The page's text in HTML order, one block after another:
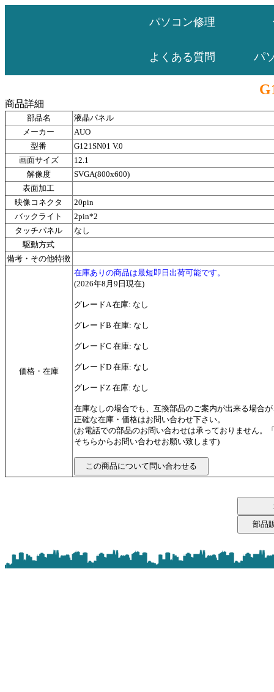
パソコン修理
よくある質問 パ
商品詳細
部品名
液晶パネル
メーカー
AUO
型番
G121SN01 V.0
画面サイズ
12.1
解像度
SVGA(800x600)
表面加工
映像コネクタ
20pin
バックライト
2pin*2
タッチパネル
なし
駆動方式
備考・その他特徴
価格・在庫
在庫ありの商品は最短即日出荷可能です。
(2026年8月9日現在)
グレードA 在庫: なし
グレードB 在庫: なし
グレードC 在庫: なし
グレードD 在庫: なし
グレードZ 在庫: なし
在庫なしの場合でも、互換部品のご案内が出来る場合
正確な在庫・価格はお問い合わせ下さい。
(お電話での部品のお問い合わせは承っておりません。
そちらからお問い合わせお願い致します)